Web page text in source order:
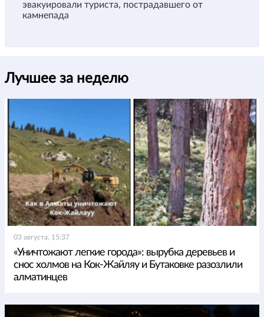
эвакуировали туриста, пострадавшего от
камнепада
Лучшее за неделю
03 августа, 15:37
«Уничтожают легкие города»: вырубка деревьев и
снос холмов на Кок-Жайляу и Бутаковке разозлили
алматинцев